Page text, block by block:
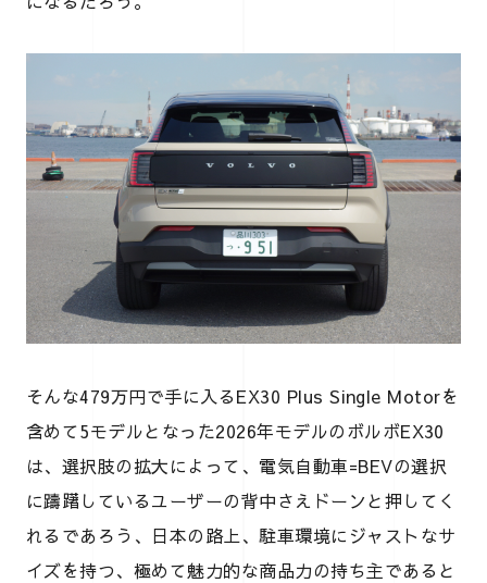
そんな479万円で手に入るEX30 Plus Single Motorを
含めて5モデルとなった2026年モデルのボルボEX30
は、選択肢の拡大によって、電気自動車=BEVの選択
に躊躇しているユーザーの背中さえドーンと押してく
れるであろう、日本の路上、駐車環境にジャストなサ
イズを持つ、極めて魅力的な商品力の持ち主であると